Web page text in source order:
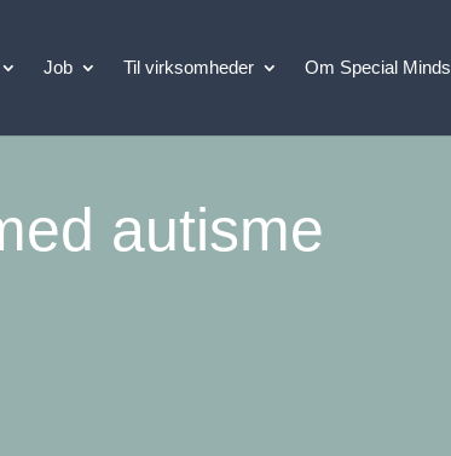
Job Til virksomheder Om Special Minds
autisme